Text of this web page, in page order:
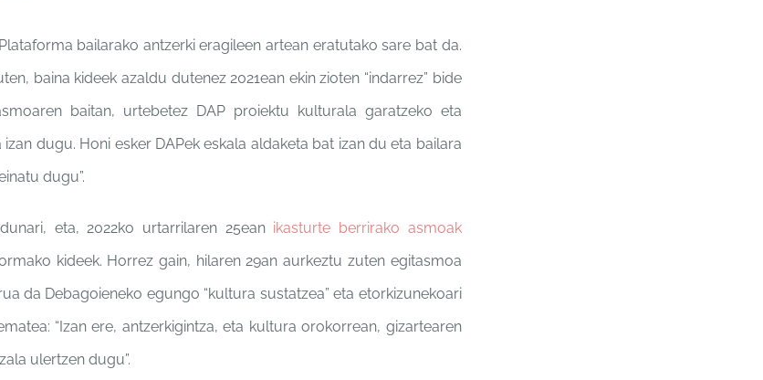
bailarako antzerki eragileen artean eratutako sare bat da.
baina kideek azaldu dutenez 2021ean ekin zioten “indarrez” bide
baitan, urtebetez DAP proiektu kulturala garatzeko eta
dugu. Honi esker DAPek eskala aldaketa bat izan du eta bailara
dugu”.
eta, 2022ko urtarrilaren 25ean ikasturte berrirako asmoak
kideek. Horrez gain, hilaren 29an aurkeztu zuten egitasmoa
da Debagoieneko egungo “kultura sustatzea” eta etorkizunekoari
“Izan ere, antzerkigintza, eta kultura orokorrean, gizartearen
ulertzen dugu”.